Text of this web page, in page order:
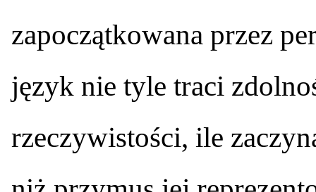
zapoczątkowana przez
język nie tyle traci
rzeczywistości, ile